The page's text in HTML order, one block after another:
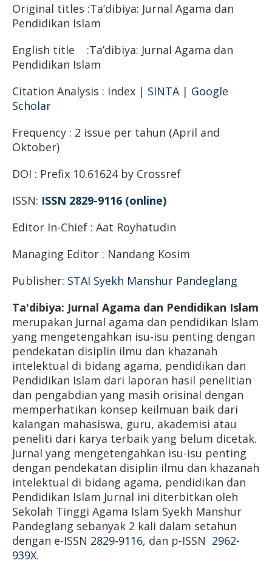
Original titles :Ta’dibiya: Jurnal Agama dan
Pendidikan Islam
English title :Ta’dibiya: Jurnal Agama dan
Pendidikan Islam
Citation Analysis : Index | SINTA| Google
Scholar
Frequency : 2 issue per tahun (April and
Oktober)
DOI : Prefix 10.61624 by Crossref
ISSN: ISSN 2829-9116 (online)
Editor In-Chief : Aat Royhatudin
Managing Editor : Nandang Kosim
Publisher: STAI Syekh Manshur Pandeglang
Ta'dibiya: Jurnal Agama dan Pendidikan Islam
merupakan Jurnal agama dan pendidikan Islam
yang mengetengahkan isu-isu penting dengan
pendekatan disiplin ilmu dan khazanah
intelektual di bidang agama, pendidikan dan
Pendidikan Islam dari laporan hasil penelitian
dan pengabdian yang masih orisinal dengan
memperhatikan konsep keilmuan baik dari
kalangan mahasiswa, guru, akademisi atau
peneliti dari karya terbaik yang belum dicetak.
Jurnal yang mengetengahkan isu-isu penting
dengan pendekatan disiplin ilmu dan khazanah
intelektual di bidang agama, pendidikan dan
Pendidikan Islam Jurnal ini diterbitkan oleh
Sekolah Tinggi Agama Islam Syekh Manshur
Pandeglang sebanyak 2 kali dalam setahun
dengan e-ISSN 2829-9116, dan p-ISSN 2962-
939X.